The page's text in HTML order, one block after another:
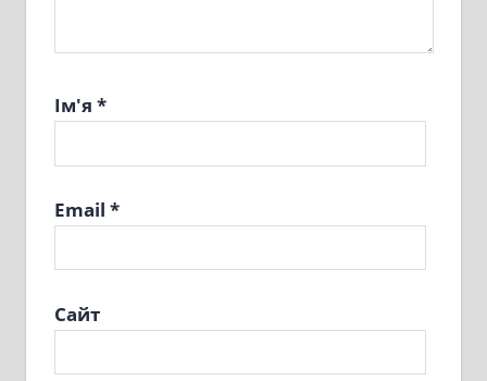
Ім'я *
Email *
Сайт